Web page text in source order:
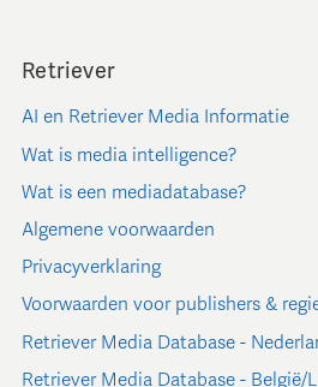
Retriever
AI en Retriever Media Informatie
Wat is media intelligence?
Wat is een mediadatabase?
Algemene voorwaarden
Privacyverklaring
Voorwaarden voor publishers &
Retriever Media Database -
Retriever Media Database - België/